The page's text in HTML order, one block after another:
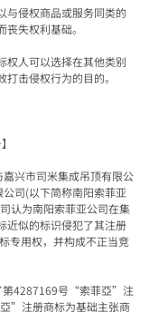
与侵权商品或服务同类的
失权利基础。
权人可以选择在其他类别
击侵权行为的目的。
嘉兴市司米集成吊顶有限公
公司(以下简称南阳索菲亚
认为南阳索菲亚公司在集
近似的标识侵犯了其注册
专用权，并构成不正当竞
第4287169号 “索菲亞” 注
” 注册商标为基础主张商